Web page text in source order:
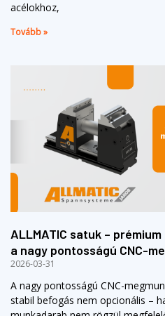
acélokhoz,
Tovább »
ALLMATIC satuk –
a nagy pontosságú CNC-
2026-03-31
A nagy pontosságú CNC-
stabil befogás nem opcionális –